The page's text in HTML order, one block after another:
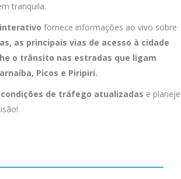
tranquila.
fornece informações ao vivo sobre
as principais vias de acesso à cidade
o trânsito nas estradas que ligam
, Picos e Piripiri.
condições de tráfego atualizadas e planeje